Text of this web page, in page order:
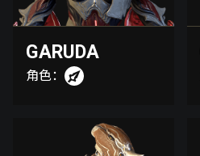
GARUDA
角色：